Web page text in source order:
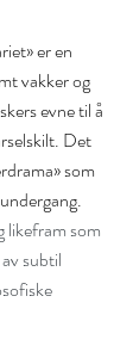
er en
vakker og
evne til å
Det
som
likefram som
subtil